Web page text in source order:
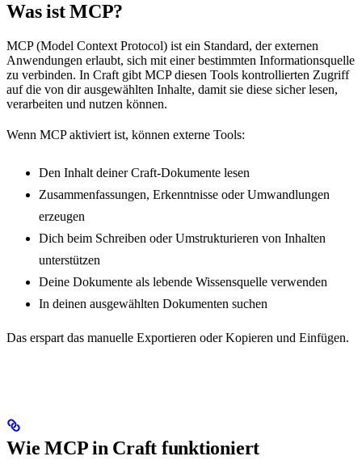
Was ist MCP?
MCP (Model Context Protocol) ist ein Standard, der externen
Anwendungen erlaubt, sich mit einer bestimmten Informationsquelle
zu verbinden. In Craft gibt MCP diesen Tools kontrollierten Zugriff
auf die von dir ausgewählten Inhalte, damit sie diese sicher lesen,
verarbeiten und nutzen können.
Wenn MCP aktiviert ist, können externe Tools:
Den Inhalt deiner Craft-Dokumente lesen
Zusammenfassungen, Erkenntnisse oder Umwandlungen
erzeugen
Dich beim Schreiben oder Umstrukturieren von Inhalten
unterstützen
Deine Dokumente als lebende Wissensquelle verwenden
In deinen ausgewählten Dokumenten suchen
Das erspart das manuelle Exportieren oder Kopieren und Einfügen.
Wie MCP in Craft funktioniert